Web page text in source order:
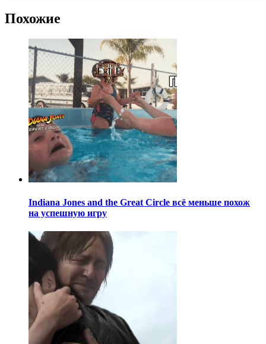
Похожие
Indiana Jones and the Great Circle всё меньше похож
на успешную игру